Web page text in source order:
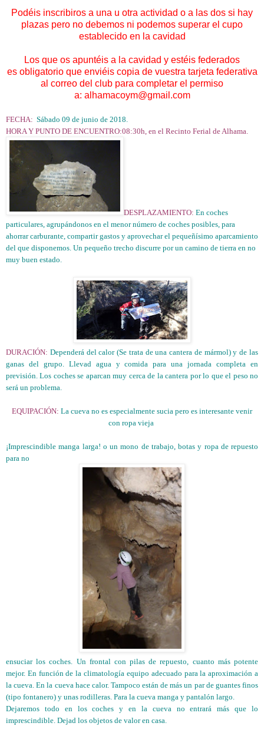
Podéis inscribiros a una u otra actividad o a las dos si hay
plazas pero no debemos ni podemos superar el cupo
establecido en la cavidad
Los que os apuntéis a la cavidad y estéis federados
es obligatorio que enviéis copia de vuestra tarjeta federativa
al correo del club para completar el permiso
a: alhamacoym@gmail.com
FECHA: Sábado 09 de junio de 2018.
HORA Y PUNTO DE ENCUENTRO:08:30h, en el Recinto Ferial de Alhama.
DESPLAZAMIENTO: En coches
particulares, agrupándonos en el menor número de coches posibles, para
ahorrar carburante, compartir gastos y aprovechar el pequeñísimo aparcamiento
del que disponemos. Un pequeño trecho discurre por un camino de tierra en no
muy buen estado.
DURACIÓN: Dependerá del calor (Se trata de una cantera de mármol) y de las
ganas del grupo. Llevad agua y comida para una jornada completa en
previsión. Los coches se aparcan muy cerca de la cantera por lo que el peso no
será un problema.
EQUIPACIÓN: La cueva no es especialmente sucia pero es interesante venir
con ropa vieja
¡Imprescindible manga larga! o un mono de trabajo, botas y ropa de repuesto
para no
ensuciar los coches. Un frontal con pilas de repuesto, cuanto más potente
mejor. En función de la climatología equipo adecuado para la aproximación a
la cueva. En la cueva hace calor. Tampoco están de más un par de guantes finos
(tipo fontanero) y unas rodilleras. Para la cueva manga y pantalón largo.
Dejaremos todo en los coches y en la cueva no entrará más que lo
imprescindible. Dejad los objetos de valor en casa.